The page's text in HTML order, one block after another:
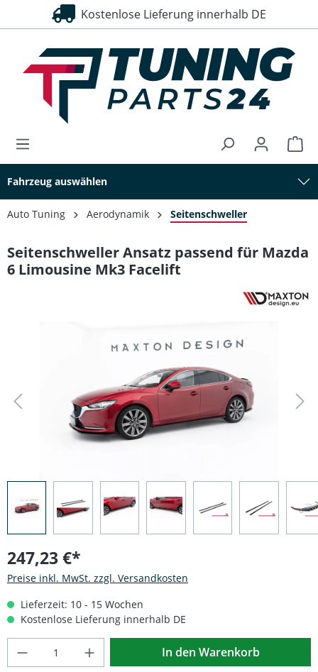
springen Kostenlose Lieferung innerhalb DE
Fahrzeug auswählen
Auto Tuning Aerodynamik Seitenschweller
Seitenschweller Ansatz passend für Mazda
6 Limousine Mk3 Facelift
247,23 €*
Preise inkl. MwSt. zzgl. Versandkosten
Lieferzeit: 10 - 15 Wochen
Kostenlose Lieferung innerhalb DE
Produkt Anzahl: Gib den gewünschten
In den Warenkorb